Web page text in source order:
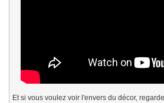
Et si vous voulez voir l'envers du décor,